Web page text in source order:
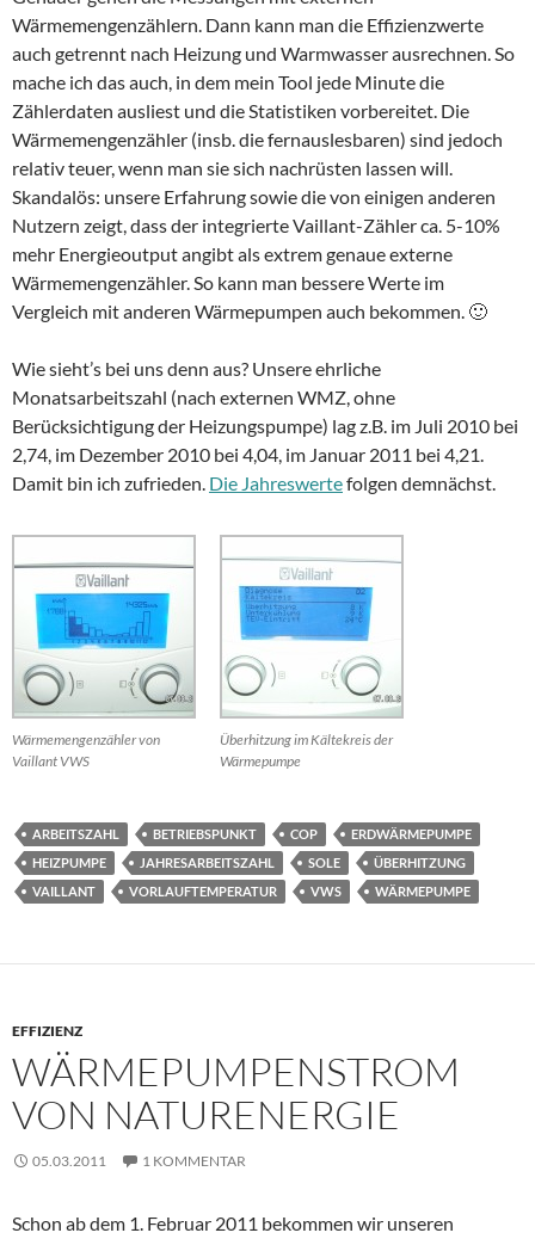
Wärmemengenzählern. Dann kann man die Effizienzwerte
auch getrennt nach Heizung und Warmwasser ausrechnen. So
mache ich das auch, in dem mein Tool jede Minute die
Zählerdaten ausliest und die Statistiken vorbereitet. Die
Wärmemengenzähler (insb. die fernauslesbaren) sind jedoch
relativ teuer, wenn man sie sich nachrüsten lassen will.
Skandalös: unsere Erfahrung sowie die von einigen anderen
Nutzern zeigt, dass der integrierte Vaillant-Zähler ca. 5-10%
mehr Energieoutput angibt als extrem genaue externe
Wärmemengenzähler. So kann man bessere Werte im
Vergleich mit anderen Wärmepumpen auch bekommen. 🙂
Wie sieht’s bei uns denn aus? Unsere ehrliche
Monatsarbeitszahl (nach externen WMZ, ohne
Berücksichtigung der Heizungspumpe) lag z.B. im Juli 2010 bei
2,74, im Dezember 2010 bei 4,04, im Januar 2011 bei 4,21.
Damit bin ich zufrieden. Die Jahreswertefolgen demnächst.
Wärmemengenzähler von
Vaillant VWS
Überhitzung im Kältekreis der
Wärmepumpe
ARBEITSZAHL BETRIEBSPUNKT COP
ERDWÄRMEPUMPE
HEIZPUMPE
JAHRESARBEITSZAHL SOLE
ÜBERHITZUNG
VAILLANT
VORLAUFTEMPERATUR VWS WÄRMEPUMPE
EFFIZIENZ
WÄRMEPUMPENSTROM
VON NATURENERGIE
05.03.2011 1 KOMMENTAR
Schon ab dem 1. Februar 2011 bekommen wir unseren